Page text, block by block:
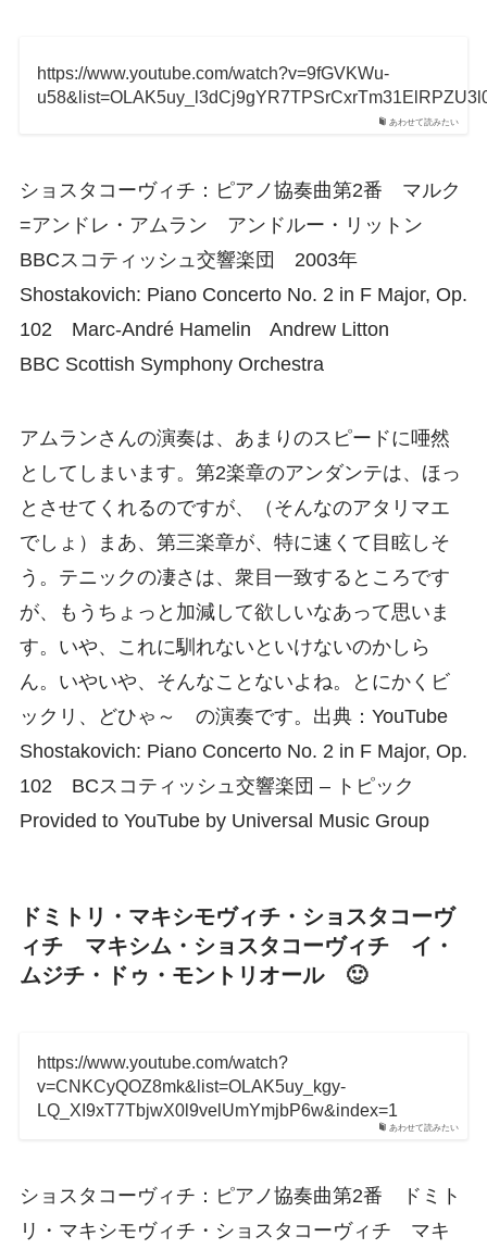
あわせて読みたい
https://www.youtube.com/watch?v=9fGVKWu-
ショスタコーヴィチ：ピアノ協奏曲第2番 マルク
=アンドレ・アムラン アンドルー・リットン
BBCスコティッシュ交響楽団 2003年
Shostakovich: Piano Concerto No. 2 in F Major, Op.
102 Marc-André Hamelin Andrew Litton
BBC Scottish Symphony Orchestra
アムランさんの演奏は、あまりのスピードに唖然
としてしまいます。第2楽章のアンダンテは、ほっ
とさせてくれるのですが、（そんなのアタリマエ
でしょ）まあ、第三楽章が、特に速くて目眩しそ
う。テニックの凄さは、衆目一致するところです
が、もうちょっと加減して欲しいなあって思いま
す。いや、これに馴れないといけないのかしら
ん。いやいや、そんなことないよね。とにかくビ
ックリ、どひゃ～ の演奏です。出典：YouTube
Shostakovich: Piano Concerto No. 2 in F Major, Op.
102 BCスコティッシュ交響楽団 – トピック
Provided to YouTube by Universal Music Group
ドミトリ・マキシモヴィチ・ショスタコーヴ
ィチ マキシム・ショスタコーヴィチ イ・
ムジチ・ドゥ・モントリオール 🙂
あわせて読みたい
https://www.youtube.com/watch?
v=CNKCyQOZ8mk&list=OLAK5uy_kgy-
LQ_XI9xT7TbjwX0l9velUmYmjbP6w&index=1
ショスタコーヴィチ：ピアノ協奏曲第2番 ドミト
リ・マキシモヴィチ・ショスタコーヴィチ マキ